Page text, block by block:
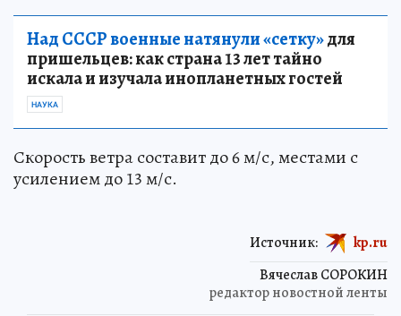
Над СССР военные натянули «сетку»для
пришельцев: как страна 13 лет тайно
искала и изучала инопланетных гостей
НАУКА
Скорость ветра составит до 6 м/с, местами с
усилением до 13 м/с.
Вячеслав СОРОКИН
редактор новостной ленты
Источник: kp.ru